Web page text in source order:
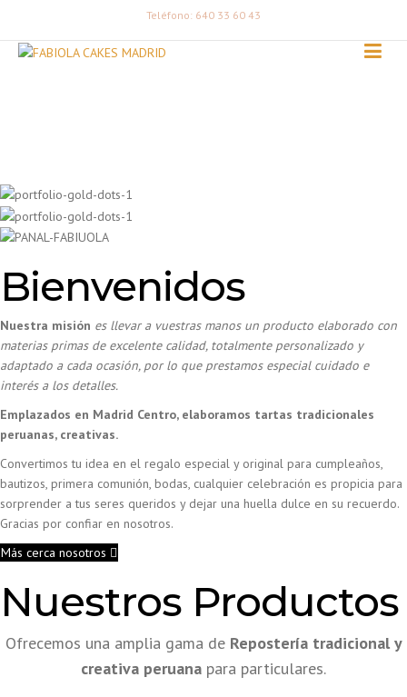
Teléfono: 640 33 60 43
Bienvenidos
Nuestra misión es llevar a vuestras manos un producto elaborado con
materias primas de excelente calidad, totalmente personalizado y
adaptado a cada ocasión, por lo que prestamos especial cuidado e
interés a los detalles.
Emplazados en Madrid Centro, elaboramos tartas tradicionales
peruanas, creativas.
Convertimos tu idea en el regalo especial y original para cumpleaños,
bautizos, primera comunión, bodas, cualquier celebración es propicia para
sorprender a tus seres queridos y dejar una huella dulce en su recuerdo.
Gracias por confiar en nosotros.
Más cerca nosotros
Nuestros Productos
Ofrecemos una amplia gama de Repostería tradicional y
creativa peruana para particulares.